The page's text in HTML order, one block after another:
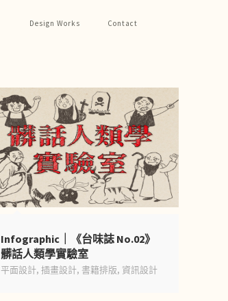
Design Works Contact
Infographic｜《台味誌 No.02》
髒話人類學實驗室
平面設計, 插畫設計, 書籍排版, 資訊設計